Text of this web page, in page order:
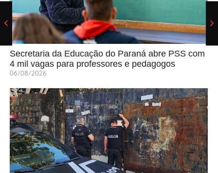
Secretaria da Educação do Paraná abre PSS com
4 mil vagas para professores e pedagogos
06/08/2026